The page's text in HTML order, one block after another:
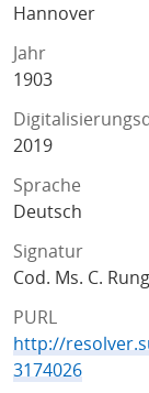
Hannover
Jahr
1903
2019
Sprache
Deutsch
Signatur
Cod. Ms. C.
PURL
http://
3174026